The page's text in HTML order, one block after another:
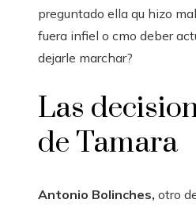
preguntado ella qu hizo
fuera infiel o cmo deber
dejarle marchar?
Las
de Tamara
Antonio Bolinches, otro